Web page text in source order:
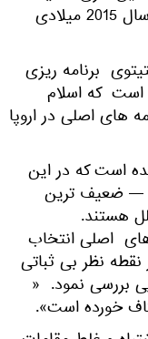
با عملیات تروریستی در فرانسه اواخر سال 2015 میلادی
برنامه ریزی
است که اسلام
های اصلی در اروپا
است که در این
— ضعیف ترین
هستند.
اصلی انتخاب
نقطه نظر بی ثباتی
بررسی نمود. «
خورده است».